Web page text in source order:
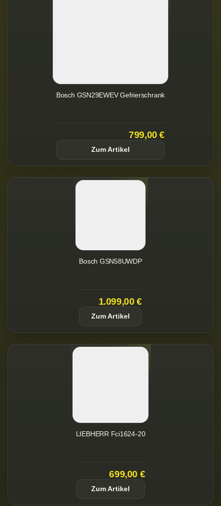
Bosch GSN29EWEV Gefrierschrank
799,00 €
Zum Artikel
Bosch GSN58UWDP
1.099,00 €
Zum Artikel
LIEBHERR Fci1624-20
699,00 €
Zum Artikel